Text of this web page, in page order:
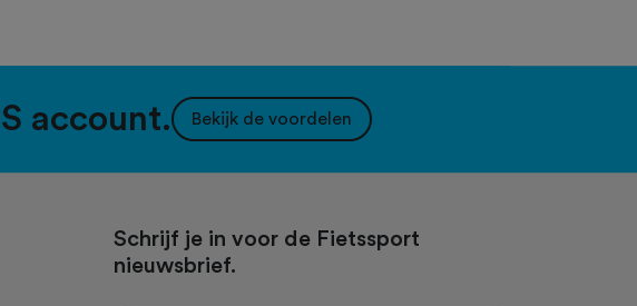
account. Bekijk de voordelen
Schrijf je in voor de Fietssport
nieuwsbrief.